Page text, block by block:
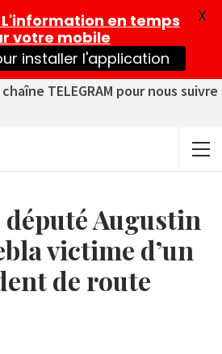
TELEGRAM pour nous suivre
député Augustin
victime d’un
de route
L'information en temps
votre mobile
installer l'application
X